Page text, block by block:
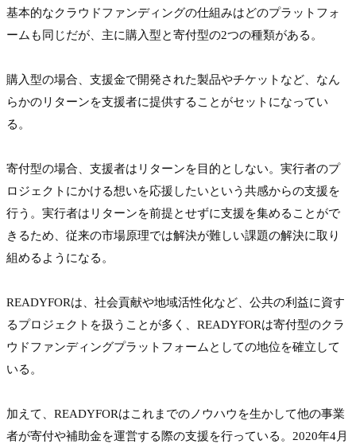
基本的なクラウドファンディングの仕組みはどのプラットフォ
ームも同じだが、主に購入型と寄付型の2つの種類がある。
購入型の場合、支援金で開発された製品やチケットなど、なん
らかのリターンを支援者に提供することがセットになってい
る。
寄付型の場合、支援者はリターンを目的としない。実行者のプ
ロジェクトにかける想いを応援したいという共感からの支援を
行う。実行者はリターンを前提とせずに支援を集めることがで
きるため、従来の市場原理では解決が難しい課題の解決に取り
組めるようになる。
READYFORは、社会貢献や地域活性化など、公共の利益に資す
るプロジェクトを扱うことが多く、READYFORは寄付型のクラ
ウドファンディングプラットフォームとしての地位を確立して
いる。
加えて、READYFORはこれまでのノウハウを生かして他の事業
者が寄付や補助金を運営する際の支援を行っている。2020年4月